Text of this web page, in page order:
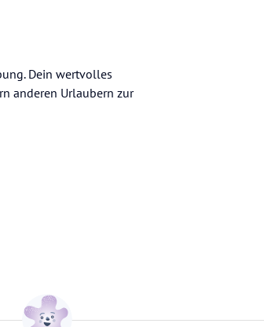
Dein wertvolles
anderen Urlaubern zur